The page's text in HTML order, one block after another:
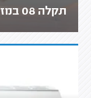
תקלה 08 במזגן תדיראן מיני מרכזי